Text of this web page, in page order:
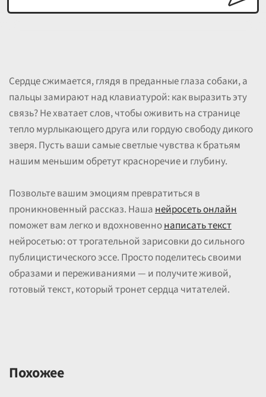
Сердце сжимается, глядя в преданные глаза собаки, а
пальцы замирают над клавиатурой: как выразить эту
связь? Не хватает слов, чтобы оживить на странице
тепло мурлыкающего друга или гордую свободу дикого
зверя. Пусть ваши самые светлые чувства к братьям
нашим меньшим обретут красноречие и глубину.
Позвольте вашим эмоциям превратиться в
проникновенный рассказ. Нашанейросеть онлайн
поможет вам легко и вдохновеннонаписать текст
нейросетью: от трогательной зарисовки до сильного
публицистического эссе. Просто поделитесь своими
образами и переживаниями — и получите живой,
готовый текст, который тронет сердца читателей.
Похожее